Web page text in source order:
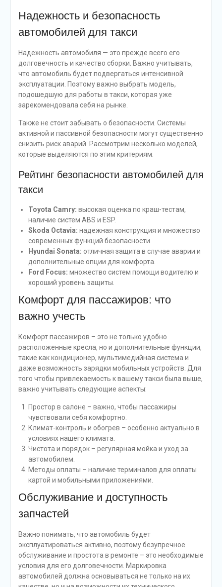
Надежность и безопасность
автомобилей для такси
Надежность автомобиля — это прежде всего его
долговечность и качество сборки. Важно учитывать,
что автомобиль будет подвергаться интенсивной
эксплуатации. Поэтому важно выбрать модель,
подошедшую для работы в такси, которая уже
зарекомендовала себя на рынке.
Также не стоит забывать о безопасности. Системы
активной и пассивной безопасности могут существенно
снизить риск аварий. Рассмотрим несколько моделей,
которые выделяются по этим критериям:
Рейтинг безопасности автомобилей для
такси
Toyota Camry: высокая оценка по краш-тестам,
наличие систем ABS и ESP.
Skoda Octavia: надежная конструкция и множество
современных функций безопасности.
Hyundai Sonata: отличная защита в случае аварии и
дополнительные опции для комфорта.
Ford Focus: множество систем помощи водителю и
хороший уровень защиты.
Комфорт для пассажиров: что
важно учесть
Комфорт пассажиров – это не только удобно
расположенные кресла, но и дополнительные функции,
такие как кондиционер, мультимедийная система и
даже возможность зарядки мобильных устройств. Для
того чтобы привлекаемость к вашему такси была выше,
важно учитывать следующие аспекты:
Простор в салоне – важно, чтобы пассажиры
чувствовали себя комфортно.
Климат-контроль и обогрев – особенно актуально в
условиях нашего климата.
Чистота и порядок – регулярная мойка и уход за
автомобилем.
Методы оплаты – наличие терминалов для оплаты
картой и мобильными приложениями.
Обслуживание и доступность
запчастей
Важно понимать, что автомобиль будет
эксплуатироваться активно, поэтому безупречное
обслуживание и простота в ремонте – это необходимые
условия для его долговечности. Маркировка
автомобилей должна основываться не только на их